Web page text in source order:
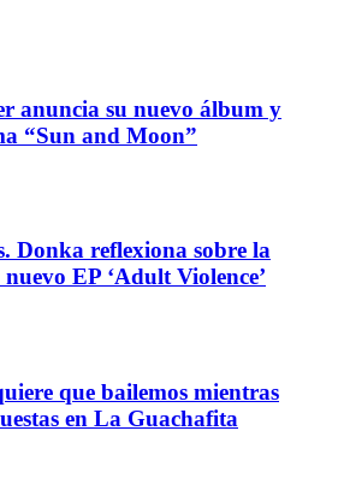
anuncia su nuevo álbum y
“Sun and Moon”
Donka reflexiona sobre la
EP ‘Adult Violence’
que bailemos mientras
en La Guachafita